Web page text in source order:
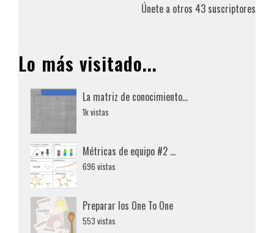
Únete a otros 43 suscriptores
Lo más visitado...
La matriz de conocimiento...
1k vistas
Métricas de equipo #2 ...
696 vistas
Preparar los One To One
553 vistas